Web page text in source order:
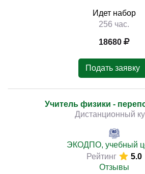
Идет набор
256 час.
18680
Подать заявку
Учитель физики -
Дистанционный
ЭКОДПО, учебный
Рейтинг
5.0
Отзывы